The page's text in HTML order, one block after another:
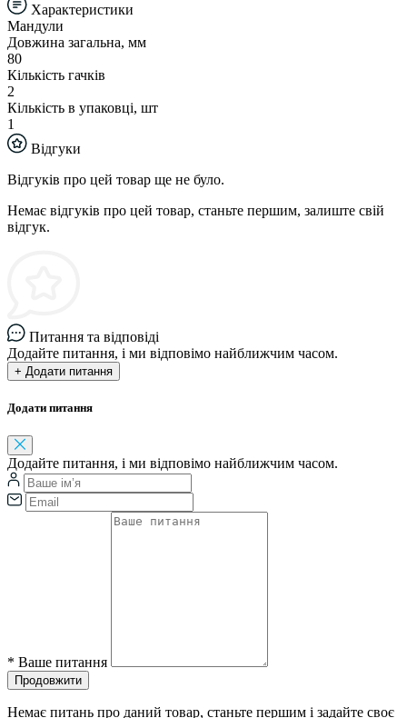
Характеристики
Мандули
Довжина загальна, мм
80
Кількість гачків
2
Кількість в упаковці, шт
1
Відгуки
Відгуків про цей товар ще не було.
Немає відгуків про цей товар, станьте першим, залиште свій
відгук.
Питання та відповіді
Додайте питання, і ми відповімо найближчим часом.
+ Додати питання
Додати питання
Додайте питання, і ми відповімо найближчим часом.
* Ваше питання
Продовжити
Немає питань про даний товар, станьте першим і задайте своє